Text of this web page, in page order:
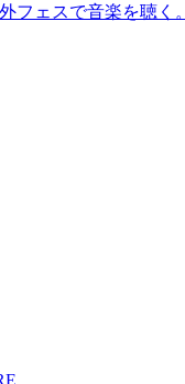
フェスで音楽を聴く。